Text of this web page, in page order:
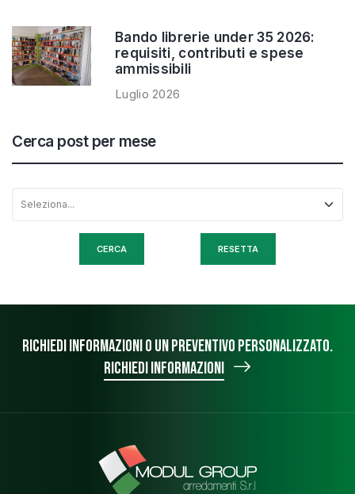
Bando librerie under 35 2026:
requisiti, contributi e spese
ammissibili
Luglio 2026
Cerca post per mese
RESETTA
Richiedi informazioni o un preventivo personalizzato.
Richiedi informazioni